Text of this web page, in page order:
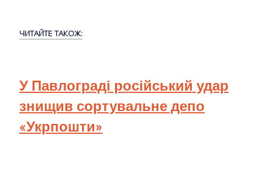
ЧИТАЙТЕ ТАКОЖ:
У Павлограді російський удар
знищив сортувальне депо
«Укрпошти»